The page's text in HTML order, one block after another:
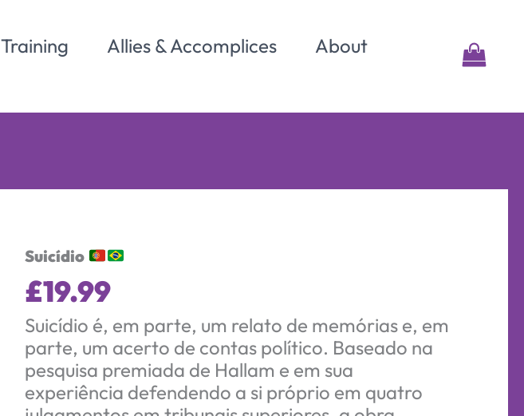
Training Allies & Accomplices
About
Suicídio
£19.99
Suicídio é, em parte, um relato de memórias e, em
parte, um acerto de contas político. Baseado na
pesquisa premiada de Hallam e em sua
experiência defendendo a si próprio em quatro